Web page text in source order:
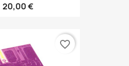
20,00 €
favorite_border